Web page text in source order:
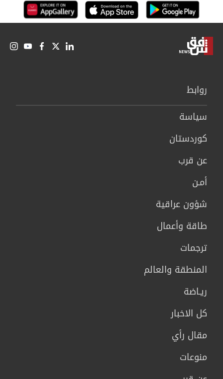
روابط
سیاسة
كوردستان
عن قرب
أمـن
شؤون عراقية
طاقة وأعمال
ترجمات
المنطقة والعالم
ريـاضة
كل الاخبار
مقال رأي
منوعات